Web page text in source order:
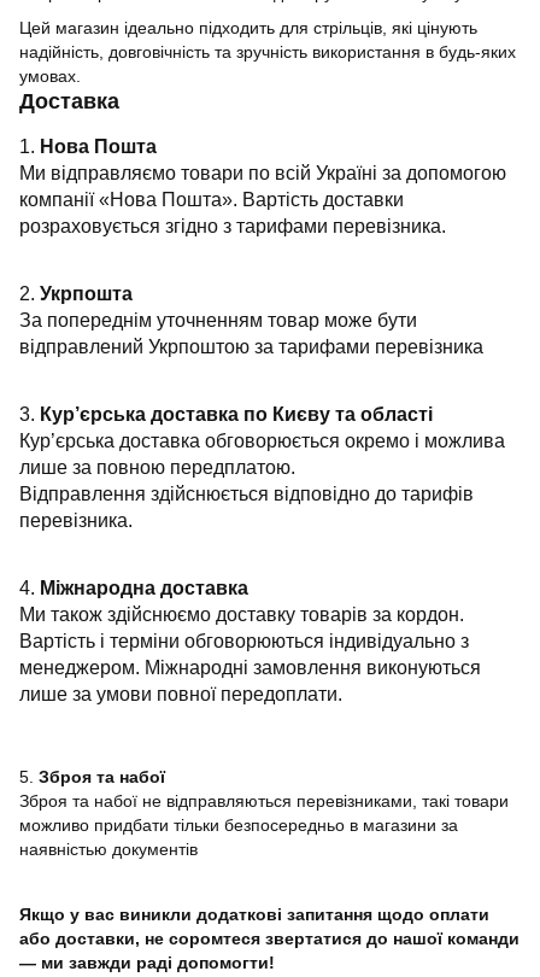
Цей магазин ідеально підходить для стрільців, які цінують
надійність, довговічність та зручність використання в будь-яких
умовах.
Доставка
1. Нова Пошта
Ми відправляємо товари по всій Україні за допомогою
компанії «Нова Пошта». Вартість доставки
розраховується згідно з тарифами перевізника.
2. Укрпошта
За попереднім уточненням товар може бути
відправлений Укрпоштою за тарифами перевізника
3. Кур’єрська доставка по Києву та області
Кур’єрська доставка обговорюється окремо і можлива
лише за повною передплатою.
Відправлення здійснюється відповідно до тарифів
перевізника.
4. Міжнародна доставка
Ми також здійснюємо доставку товарів за кордон.
Вартість і терміни обговорюються індивідуально з
менеджером. Міжнародні замовлення виконуються
лише за умови повної передоплати.
5. Зброя та набої
Зброя та набої не відправляються перевізниками, такі товари
можливо придбати тільки безпосередньо в магазини за
наявністью документів
Якщо у вас виникли додаткові запитання щодо оплати
або доставки, не соромтеся звертатися до нашої команди
— ми завжди раді допомогти!